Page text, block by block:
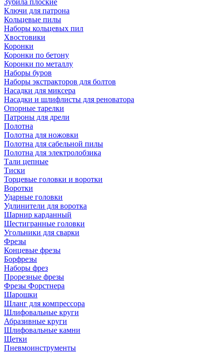
Зубила плоские
Ключи для патрона
Кольцевые пилы
Наборы кольцевых пил
Хвостовики
Коронки
Коронки по бетону
Коронки по металлу
Наборы буров
Наборы экстракторов для болтов
Насадки для миксера
Насадки и шлифлисты для реноватора
Опорные тарелки
Патроны для дрели
Полотна
Полотна для ножовки
Полотна для сабельной пилы
Полотна для электролобзика
Тали цепные
Тиски
Торцевые головки и воротки
Воротки
Ударные головки
Удлинители для воротка
Шарнир карданный
Шестигранные головки
Угольники для сварки
Фрезы
Концевые фрезы
Борфрезы
Наборы фрез
Прорезные фрезы
Фрезы Форстнера
Шарошки
Шланг для компрессора
Шлифовальные круги
Абразивные круги
Шлифовальные камни
Щетки
Пневмоинструменты